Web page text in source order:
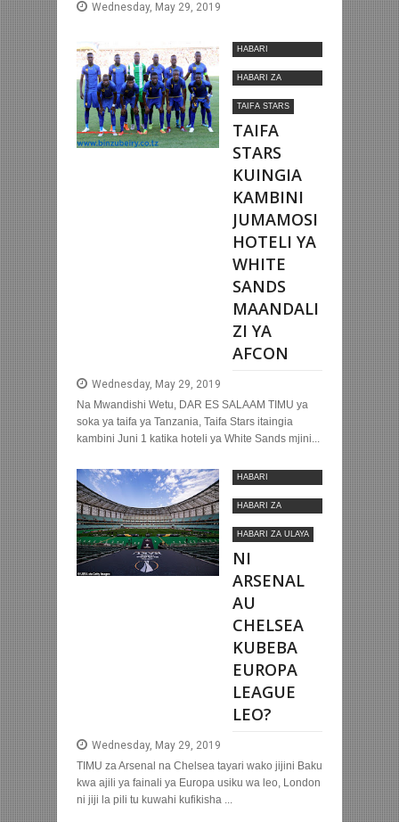
Wednesday, May 29, 2019
HABARI
HABARI ZA
TAIFA STARS
TAIFA
STARS
KUINGIA
KAMBINI
JUMAMOSI
HOTELI YA
WHITE
SANDS
MAANDALI
ZI YA
AFCON
Wednesday, May 29, 2019
Na Mwandishi Wetu, DAR ES SALAAM TIMU ya
soka ya taifa ya Tanzania, Taifa Stars itaingia
kambini Juni 1 katika hoteli ya White Sands mjini...
HABARI
HABARI ZA
HABARI ZA ULAYA
NI
ARSENAL
AU
CHELSEA
KUBEBA
EUROPA
LEAGUE
LEO?
Wednesday, May 29, 2019
TIMU za Arsenal na Chelsea tayari wako jijini Baku
kwa ajili ya fainali ya Europa usiku wa leo, London
ni jiji la pili tu kuwahi kufikisha ...